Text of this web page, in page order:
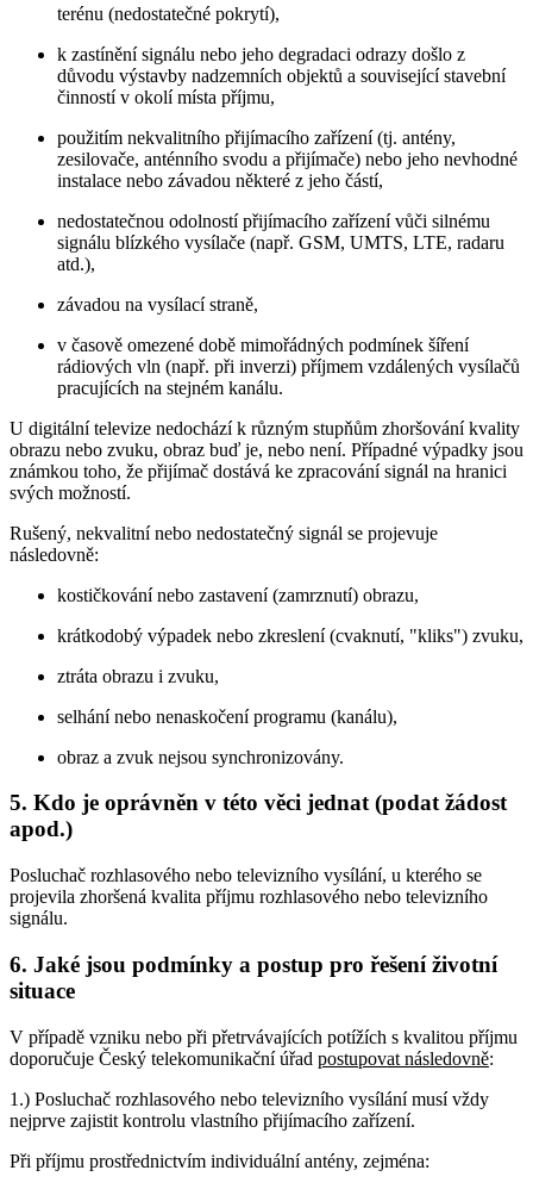
terénu (nedostatečné pokrytí),
k zastínění signálu nebo jeho degradaci odrazy došlo z
důvodu výstavby nadzemních objektů a související stavební
činností v okolí místa příjmu,
použitím nekvalitního přijímacího zařízení (tj. antény,
zesilovače, anténního svodu a přijímače) nebo jeho nevhodné
instalace nebo závadou některé z jeho částí,
nedostatečnou odolností přijímacího zařízení vůči silnému
signálu blízkého vysílače (např. GSM, UMTS, LTE, radaru
atd.),
závadou na vysílací straně,
v časově omezené době mimořádných podmínek šíření
rádiových vln (např. při inverzi) příjmem vzdálených vysílačů
pracujících na stejném kanálu.
U digitální televize nedochází k různým stupňům zhoršování kvality
obrazu nebo zvuku, obraz buď je, nebo není. Případné výpadky jsou
známkou toho, že přijímač dostává ke zpracování signál na hranici
svých možností.
Rušený, nekvalitní nebo nedostatečný signál se projevuje
následovně:
kostičkování nebo zastavení (zamrznutí) obrazu,
krátkodobý výpadek nebo zkreslení (cvaknutí, "kliks") zvuku,
ztráta obrazu i zvuku,
selhání nebo nenaskočení programu (kanálu),
obraz a zvuk nejsou synchronizovány.
5. Kdo je oprávněn v této věci jednat (podat žádost
apod.)
Posluchač rozhlasového nebo televizního vysílání, u kterého se
projevila zhoršená kvalita příjmu rozhlasového nebo televizního
signálu.
6. Jaké jsou podmínky a postup pro řešení životní
situace
V případě vzniku nebo při přetrvávajících potížích s kvalitou příjmu
doporučuje Český telekomunikační úřad postupovat následovně:
1.) Posluchač rozhlasového nebo televizního vysílání musí vždy
nejprve zajistit kontrolu vlastního přijímacího zařízení.
Při příjmu prostřednictvím individuální antény, zejména: